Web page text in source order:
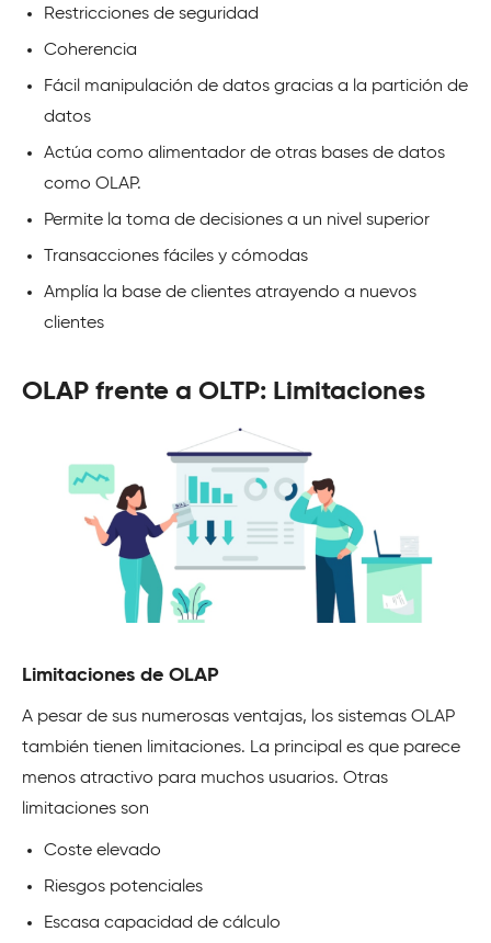
Restricciones de seguridad
Coherencia
Fácil manipulación de datos gracias a la partición de
datos
Actúa como alimentador de otras bases de datos
como OLAP.
Permite la toma de decisiones a un nivel superior
Transacciones fáciles y cómodas
Amplía la base de clientes atrayendo a nuevos
clientes
OLAP frente a OLTP: Limitaciones
Limitaciones de OLAP
A pesar de sus numerosas ventajas, los sistemas OLAP
también tienen limitaciones. La principal es que parece
menos atractivo para muchos usuarios. Otras
limitaciones son
Coste elevado
Riesgos potenciales
Escasa capacidad de cálculo